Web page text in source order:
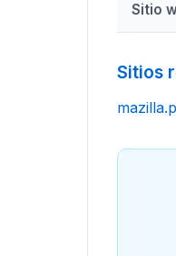
Sitio
Sitios